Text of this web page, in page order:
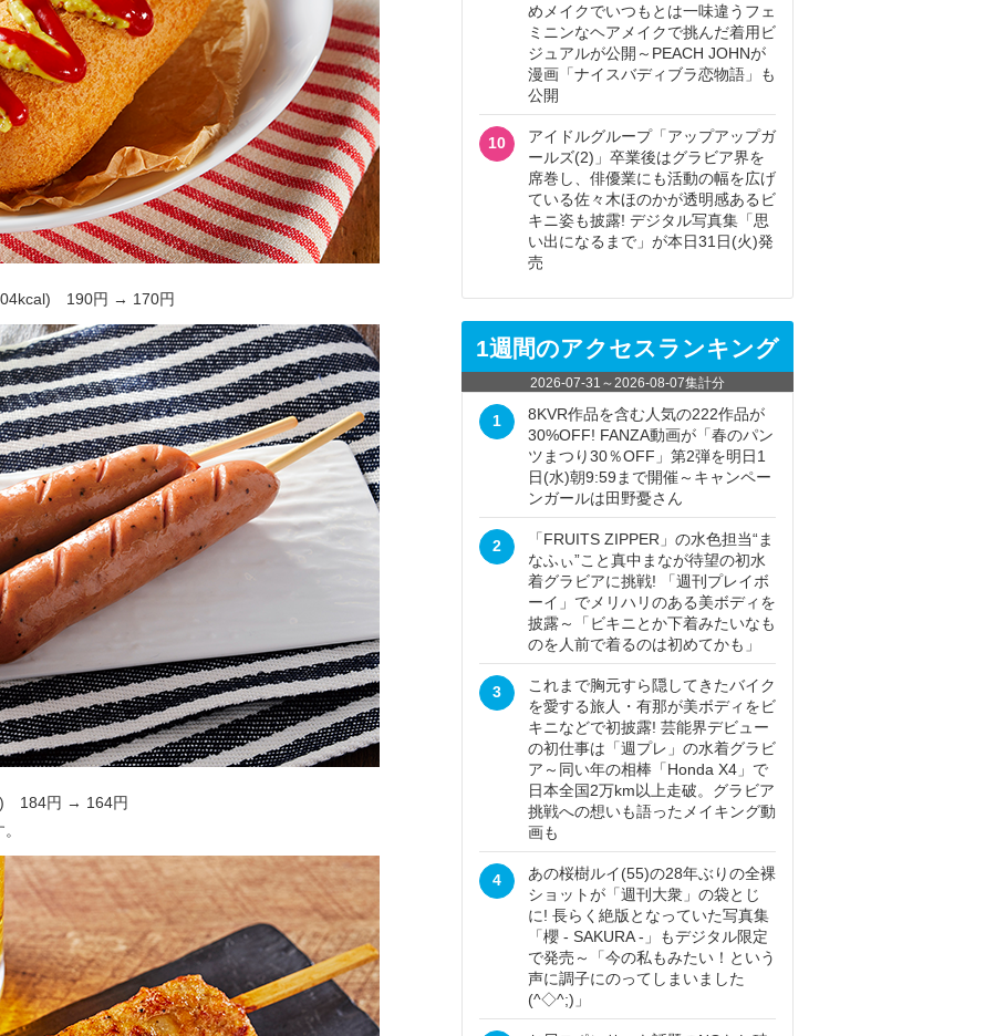
190円 → 170円
184円 → 164円
めメイクでいつもとは一味違うフェ
ミニンなヘアメイクで挑んだ着用ビ
ジュアルが公開～PEACH JOHNが
漫画「ナイスバディブラ恋物語」も
公開
10
アイドルグループ「アップアップガ
ールズ(2)」卒業後はグラビア界を
席巻し、俳優業にも活動の幅を広げ
ている佐々木ほのかが透明感あるビ
キニ姿も披露! デジタル写真集「思
い出になるまで」が本日31日(火)発
売
1週間のアクセスランキング
2026-07-31 ～2026-08-07集計分
1
8KVR作品を含む人気の222作品が
30%OFF! FANZA動画が「春のパン
ツまつり30％OFF」第2弾を明日1
日(水)朝9:59まで開催～キャンペー
ンガールは田野憂さん
2
「FRUITS ZIPPER」の水色担当“ま
なふぃ”こと真中まなが待望の初水
着グラビアに挑戦! 「週刊プレイボ
ーイ」でメリハリのある美ボディを
披露～「ビキニとか下着みたいなも
のを人前で着るのは初めてかも」
3
これまで胸元すら隠してきたバイク
を愛する旅人・有那が美ボディをビ
キニなどで初披露! 芸能界デビュー
の初仕事は「週プレ」の水着グラビ
ア～同い年の相棒「Honda X4」で
日本全国2万km以上走破。グラビア
挑戦への想いも語ったメイキング動
画も
4
あの桜樹ルイ(55)の28年ぶりの全裸
ショットが「週刊大衆」の袋とじ
に! 長らく絶版となっていた写真集
「櫻 - SAKURA -」もデジタル限定
で発売～「今の私もみたい！という
声に調子にのってしまいました
(^◇^;)」